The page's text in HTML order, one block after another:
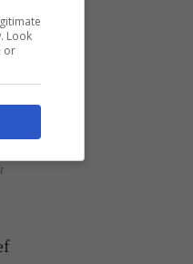
Look
or